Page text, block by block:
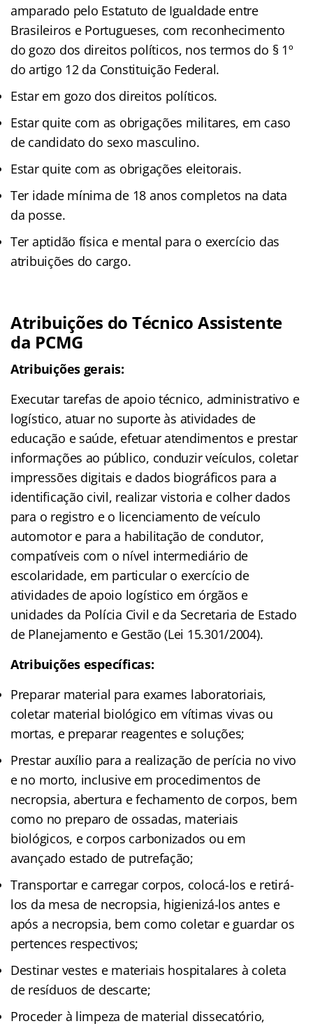
amparado pelo Estatuto de Igualdade entre
Brasileiros e Portugueses, com reconhecimento
do gozo dos direitos políticos, nos termos do § 1º
do artigo 12 da Constituição Federal.
Estar em gozo dos direitos políticos.
Estar quite com as obrigações militares, em caso
de candidato do sexo masculino.
Estar quite com as obrigações eleitorais.
Ter idade mínima de 18 anos completos na data
da posse.
Ter aptidão física e mental para o exercício das
atribuições do cargo.
Atribuições do Técnico Assistente
da PCMG
Atribuições gerais:
Executar tarefas de apoio técnico, administrativo e
logístico, atuar no suporte às atividades de
educação e saúde, efetuar atendimentos e prestar
informações ao público, conduzir veículos, coletar
impressões digitais e dados biográficos para a
identificação civil, realizar vistoria e colher dados
para o registro e o licenciamento de veículo
automotor e para a habilitação de condutor,
compatíveis com o nível intermediário de
escolaridade, em particular o exercício de
atividades de apoio logístico em órgãos e
unidades da Polícia Civil e da Secretaria de Estado
de Planejamento e Gestão (Lei 15.301/2004).
Atribuições específicas:
Preparar material para exames laboratoriais,
coletar material biológico em vítimas vivas ou
mortas, e preparar reagentes e soluções;
Prestar auxílio para a realização de perícia no vivo
e no morto, inclusive em procedimentos de
necropsia, abertura e fechamento de corpos, bem
como no preparo de ossadas, materiais
biológicos, e corpos carbonizados ou em
avançado estado de putrefação;
Transportar e carregar corpos, colocá-los e retirá-
los da mesa de necropsia, higienizá-los antes e
após a necropsia, bem como coletar e guardar os
pertences respectivos;
Destinar vestes e materiais hospitalares à coleta
de resíduos de descarte;
Proceder à limpeza de material dissecatório,